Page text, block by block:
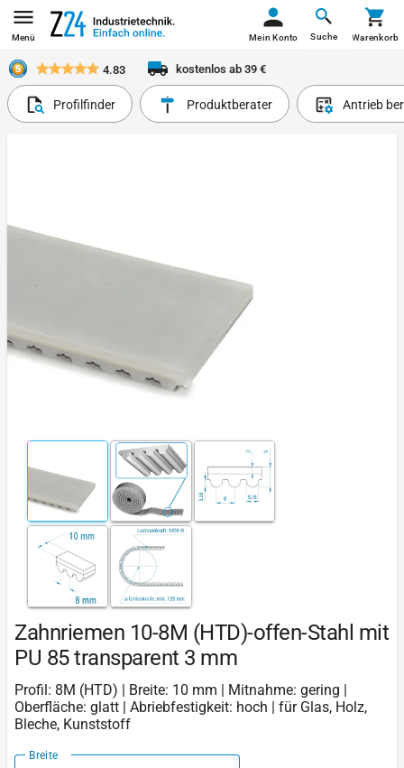
Menü Suche
Mein Konto Warenkorb
4.83 kostenlos ab 39 €
Profilfinder Produktberater Antrieb
Zahnriemen 10-8M (HTD)-offen-Stahl mit
PU 85 transparent 3 mm
Profil: 8M (HTD) | Breite: 10 mm | Mitnahme: gering |
Oberfläche: glatt | Abriebfestigkeit: hoch | für Glas, Holz,
Bleche, Kunststoff
Breite